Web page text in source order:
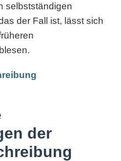
selbstständigen
der Fall ist, lässt sich
der